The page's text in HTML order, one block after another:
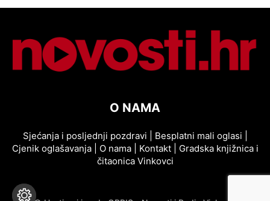
O NAMA
Sjećanja i posljednji pozdravi Besplatni mali oglasi
Cjenik oglašavanja| O nama| Kontakt| Gradska knjižnica i
čitaonica Vinkovci